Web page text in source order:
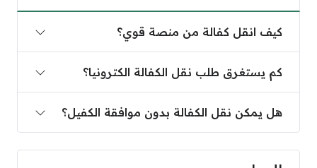
كيف انقل كفالة من منصة قوي؟
كم يستغرق طلب نقل الكفالة الكترونيا؟
هل يمكن نقل الكفالة بدون موافقة الكفيل؟